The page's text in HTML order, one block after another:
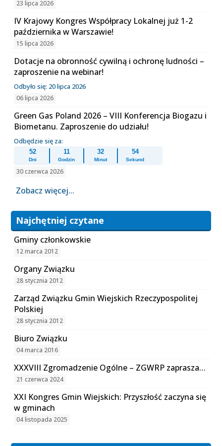
23 lipca 2026
IV Krajowy Kongres Współpracy Lokalnej już 1-2
października w Warszawie!
15 lipca 2026
Dotacje na obronność cywilną i ochronę ludności –
zaproszenie na webinar!
Odbyło się: 20 lipca 2026
06 lipca 2026
Green Gas Poland 2026 – VIII Konferencja Biogazu i
Biometanu. Zaproszenie do udziału!
Odbędzie się za:
52
Dni
11
Godzin
32
Minut
54
Sekund
30 czerwca 2026
Zobacz więcej...
Najchętniej czytane
Gminy członkowskie
12 marca 2012
Organy Związku
28 stycznia 2012
Zarząd Związku Gmin Wiejskich Rzeczypospolitej
Polskiej
28 stycznia 2012
Biuro Związku
04 marca 2016
XXXVIII Zgromadzenie Ogólne – ZGWRP zaprasza…
21 czerwca 2024
XXI Kongres Gmin Wiejskich: Przyszłość zaczyna się
w gminach
04 listopada 2025